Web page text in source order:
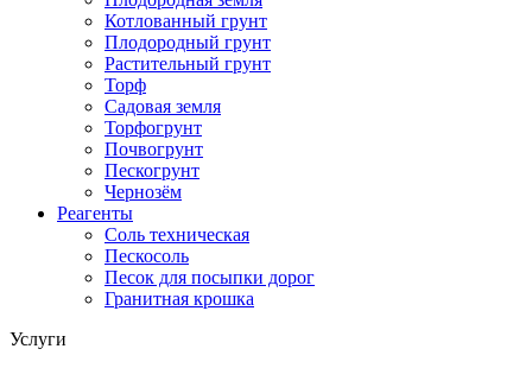
Котлованный грунт
Плодородный грунт
Растительный грунт
Торф
Садовая земля
Торфогрунт
Почвогрунт
Пескогрунт
Чернозём
Реагенты
Соль техническая
Пескосоль
Песок для посыпки дорог
Гранитная крошка
Услуги